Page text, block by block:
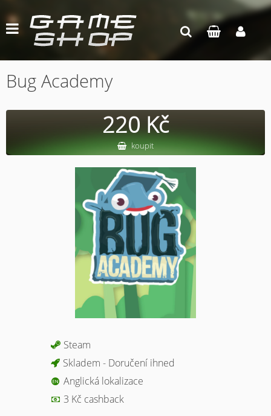
Bug Academy
220 Kč
koupit
Steam
Skladem - Doručení ihned
Anglická lokalizace
3 Kč cashback